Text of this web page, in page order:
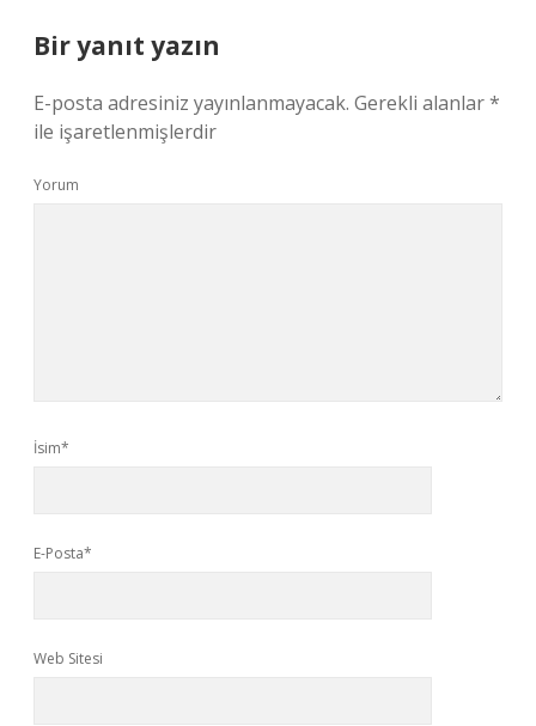
Bir yanıt yazın
E-posta adresiniz yayınlanmayacak. Gerekli alanlar*
ile işaretlenmişlerdir
Yorum
İsim*
E-Posta*
Web Sitesi